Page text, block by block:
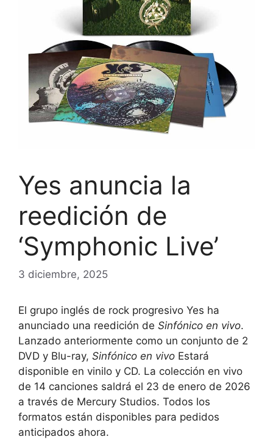
Yes anuncia la
reedición de
‘Symphonic Live’
3 diciembre, 2025
El grupo inglés de rock progresivo Yes ha
anunciado una reedición de Sinfónico en vivo.
Lanzado anteriormente como un conjunto de 2
DVD y Blu-ray, Sinfónico en vivo Estará
disponible en vinilo y CD. La colección en vivo
de 14 canciones saldrá el 23 de enero de 2026
a través de Mercury Studios. Todos los
formatos están disponibles para pedidos
anticipados ahora.